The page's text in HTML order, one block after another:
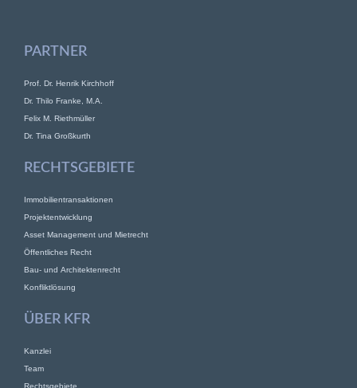
PARTNER
Prof. Dr. Henrik Kirchhoff
Dr. Thilo Franke, M.A.
Felix M. Riethmüller
Dr. Tina Großkurth
RECHTSGEBIETE
Immobilientransaktionen
Projektentwicklung
Asset Management und Mietrecht
Öffentliches Recht
Bau- und Architektenrecht
Konfliktlösung
ÜBER KFR
Kanzlei
Team
Rechtsgebiete